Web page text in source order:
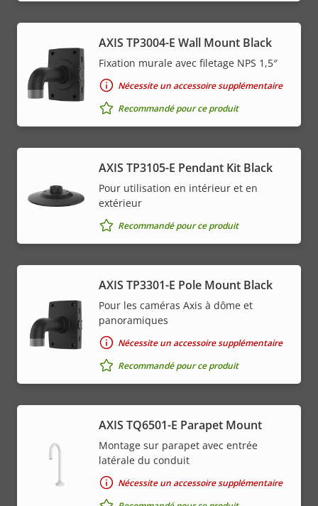
AXIS TP3004-E Wall Mount Black
Fixation murale avec filetage NPS 1,5″
Nécessite un accessoire supplémentaire
Recommandé pour ce produit
AXIS TP3105-E Pendant Kit Black
Pour utilisation en intérieur et en
extérieur
Recommandé pour ce produit
AXIS TP3301-E Pole Mount Black
Pour les caméras Axis à dôme et
panoramiques
Nécessite un accessoire supplémentaire
Recommandé pour ce produit
AXIS TQ6501-E Parapet Mount
Montage sur parapet avec entrée
latérale du conduit
Nécessite un accessoire supplémentaire